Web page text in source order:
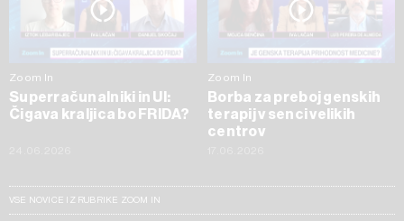
Zoom In
Superračunalniki in UI:
Čigava kraljica bo FRIDA?
Zoom In
Borba za preboj genskih
terapij v senci velikih
centrov
VSE NOVICE IZ RUBRIKE ZOOM IN